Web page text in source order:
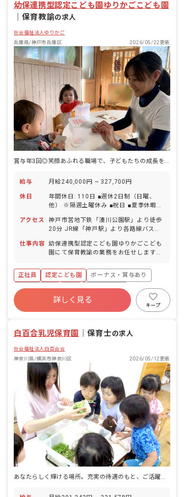
幼保連携型認定こども園ゆりかごこども園
保育教諭の求人
社会福祉法人ゆりかご
兵庫県/神戸市兵庫区
2026/05/22更新
給与 月給240,000円 ~ 327,700円
休日
年間休日: 110日 ■週休2日制（日曜、
他） ※隔週土曜休み ■祝日 ■夏季休暇
1/3） ■有給休暇（半日単位での取得可
／5日以上の連休相談OK） ※入社直後に
10日付与 ■慶弔休暇 ■産前産後・育児休
暇 ■介護・看護休暇
アクセス
神戸市営地下鉄「湊川公園駅」より徒歩
20分 JR線「神戸駅」より各路線バス利
統）「夢野町3丁目」下車、徒歩3分 ・
三宮行き市バス（7系統）「石井町」下
（無料駐輪場あり）
仕事内容 幼保連携型認定こども園ゆりかごこども
園にて保育教諭の業務をお任せします。
般 ・担任業務またはフリーとして全体の
保育 ・援助が必要な子どもの保育 ※0～
2歳児クラスは複数担任／3～5歳児クラ
スはひとり担任
正社員 認定こども園
ボーナス・賞与あり
社会保険完備
有給
福利厚生充実
残業少なめ
昇給昇進あり
詳しく見る
キープ
白百合乳児保育園 保育士の求人
社会福祉法人白百合会
神奈川県/横浜市神奈川区
2026/05/12更新
あなたらしく輝ける場所。充実の待遇のもと、ご活躍いただけます